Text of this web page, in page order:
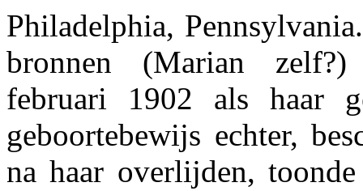
Philadelphia,
bronnen (Marian zelf?)
februari 1902 als haar
geboortebewijs echter,
na haar overlijden,